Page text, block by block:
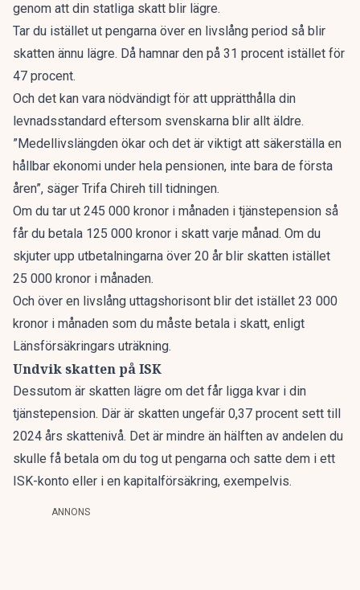
genom att din statliga skatt blir lägre.
Tar du istället ut pengarna över en livslång period så blir
skatten ännu lägre. Då hamnar den på 31 procent istället för
47 procent.
Och det kan vara nödvändigt för att upprätthålla din
levnadsstandard eftersom svenskarna blir allt äldre.
”Medellivslängden ökar och det är viktigt att säkerställa en
hållbar ekonomi under hela pensionen, inte bara de första
åren”, säger Trifa Chireh till tidningen.
Om du tar ut 245 000 kronor i månaden i tjänstepension så
får du betala 125 000 kronor i skatt varje månad. Om du
skjuter upp utbetalningarna över 20 år blir skatten istället
25 000 kronor i månaden.
Och över en livslång uttagshorisont blir det istället 23 000
kronor i månaden som du måste betala i skatt, enligt
Länsförsäkringars uträkning.
Undvik skatten på ISK
Dessutom är skatten lägre om det får ligga kvar i din
tjänstepension. Där är skatten ungefär 0,37 procent sett till
2024 års skattenivå. Det är mindre än hälften av andelen du
skulle få betala om du tog ut pengarna och satte dem i ett
ISK-konto eller i en kapitalförsäkring, exempelvis.
ANNONS